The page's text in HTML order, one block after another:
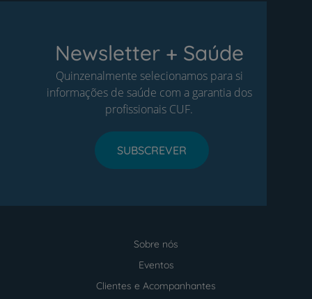
Newsletter + Saúde
Quinzenalmente selecionamos para si
informações de saúde com a garantia dos
profissionais CUF.
SUBSCREVER
Sobre nós
Eventos
Clientes e Acompanhantes